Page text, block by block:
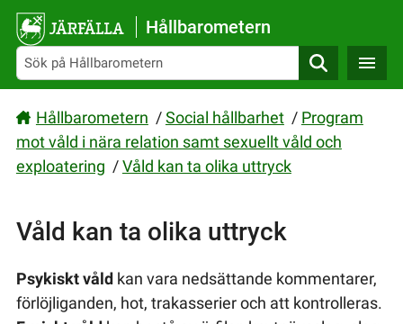
Gå direkt till sidans innehåll
Hållbarometern
Sök
Hållbarometern /Social hållbarhet / Program
mot våld i nära relation samt sexuellt våld och
exploatering /Våld kan ta olika uttryck
Våld kan ta olika uttryck
Psykiskt våldkan vara nedsättande kommentarer,
förlöjliganden, hot, trakasserier och att kontrolleras.